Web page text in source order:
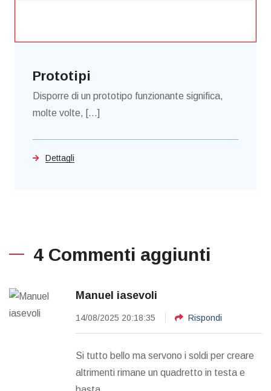
Prototipi
Disporre di un prototipo funzionante significa,
molte volte, [...]
Dettagli
4 Commenti aggiunti
Manuel iasevoli
14/08/2025 20:18:35 Rispondi
Si tutto bello ma servono i soldi per creare
altrimenti rimane un quadretto in testa e